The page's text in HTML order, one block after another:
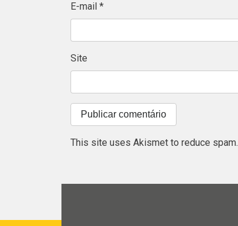
E-mail *
Site
This site uses Akismet to reduce spam.